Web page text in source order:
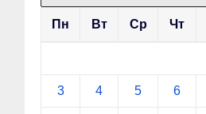
Пн Вт Ср Чт
3 4 5 6